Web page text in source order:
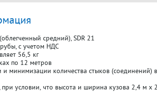
средний), SDR 21
с учетом НДС
56,5 кг
по 12 метров
и минимизации количества стыков (соединений)
условии, что высота и ширина кузова 2,4 м х